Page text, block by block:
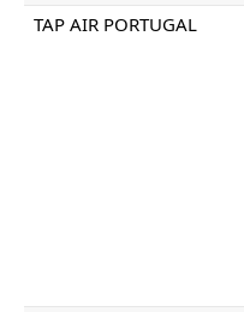
TAP AIR PORTUGAL